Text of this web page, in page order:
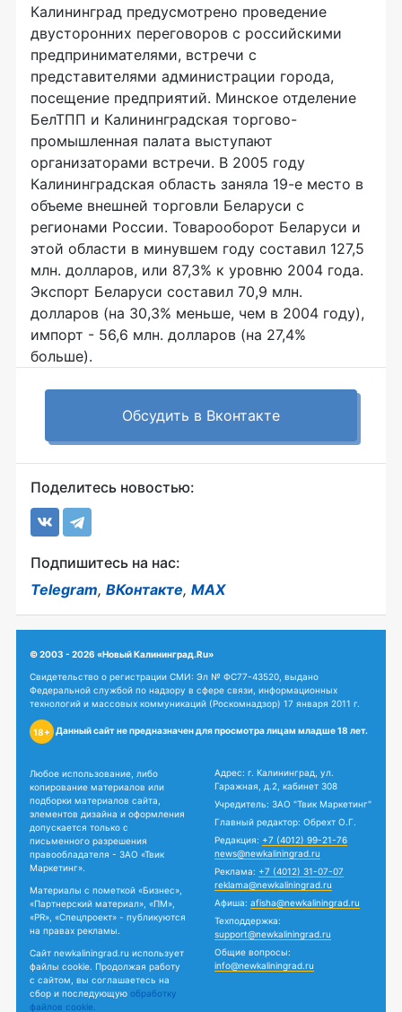
Калининград предусмотрено проведение
двусторонних переговоров с российскими
предпринимателями, встречи с
представителями администрации города,
посещение предприятий. Минское отделение
БелТПП и Калининградская торгово-
промышленная палата выступают
организаторами встречи. В 2005 году
Калининградская область заняла 19-е место в
объеме внешней торговли Беларуси с
регионами России. Товарооборот Беларуси и
этой области в минувшем году составил 127,5
млн. долларов, или 87,3% к уровню 2004 года.
Экспорт Беларуси составил 70,9 млн.
долларов (на 30,3% меньше, чем в 2004 году),
импорт - 56,6 млн. долларов (на 27,4%
больше).
Обсудить в Вконтакте
Поделитесь новостью:
Подпишитесь на нас:
Telegram, ВКонтакте, MAX
© 2003 - 2026 «Новый Калининград.Ru»
Свидетельство о регистрации СМИ: Эл № ФС77-43520, выдано
Федеральной службой по надзору в сфере связи, информационных
технологий и массовых коммуникаций (Роскомнадзор) 17 января 2011 г.
18+ Данный сайт не предназначен для просмотра лицам младше 18 лет.
Любое использование, либо
копирование материалов или
подборки материалов сайта,
элементов дизайна и оформления
допускается только с
письменного разрешения
правообладателя - ЗАО «Твик
Маркетинг».
Материалы с пометкой «Бизнес»,
«Партнерский материал», «ПМ»,
«PR», «Спецпроект» - публикуются
на правах рекламы.
Сайт newkaliningrad.ru использует
файлы cookie. Продолжая работу
с сайтом, вы соглашаетесь на
сбор и последующую обработку
файлов cookie.
Адрес: г. Калининград, ул.
Гаражная, д.2, кабинет 308
Учредитель: ЗАО "Твик Маркетинг"
Главный редактор: Обрехт О.Г.
Редакция: +7 (4012) 99-21-76
news@newkaliningrad.ru
Реклама: +7 (4012) 31-07-07
reklama@newkaliningrad.ru
Афиша: afisha@newkaliningrad.ru
Техподдержка:
support@newkaliningrad.ru
Общие вопросы:
info@newkaliningrad.ru